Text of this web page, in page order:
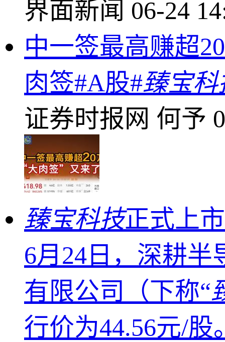
界面新闻 06-24
中一签最高赚超
肉签#A股#臻宝科
证券时报网 何予
臻宝科技正式上
6月24日，深耕
有限公司（下称“
行价为44.56元/